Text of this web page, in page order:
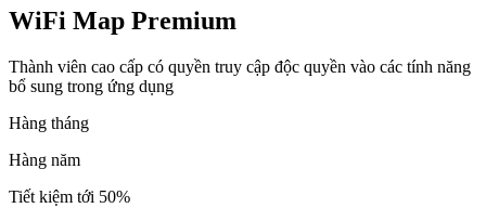
WiFi Map Premium
Thành viên cao cấp có quyền truy cập độc quyền vào các tính năng
bổ sung trong ứng dụng
Hàng tháng
Hàng năm
Tiết kiệm tới 50%